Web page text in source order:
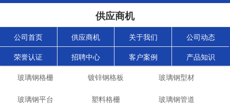
供应商机
公司首页 供应商机 关于我们 公司动态
荣誉认证 招聘中心 客户案例 产品知识
玻璃钢格栅 镀锌钢格板 玻璃钢型材
玻璃钢平台 塑料格栅 玻璃钢管道